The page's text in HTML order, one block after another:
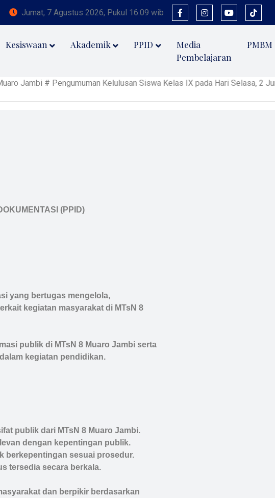
Jumat, 7 Agustus 2026, Pukul 16:09 wib
Kesiswaan Akademik PPID
Media
Pembelajaran
PMBM
# Pengumuman Kelulusan Siswa Kelas IX pada Hari Selasa, 2 Juni
(PPID)
yang bertugas mengelola,
kegiatan masyarakat di MTsN 8
publik di MTsN 8 Muaro Jambi serta
kegiatan pendidikan.
publik dari MTsN 8 Muaro Jambi.
dengan kepentingan publik.
berkepentingan sesuai prosedur.
tersedia secara berkala.
dan berpikir berdasarkan